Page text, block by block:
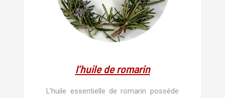
l’huile de romarin
L’huile essentielle de romarin possède